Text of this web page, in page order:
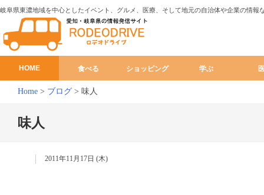
岐阜県東濃地域を中心としたイベント、グルメ、医療、そして地元の自治体や企業の情報
HOME 食べる ショッピング 学ぶ
Home > ブログ > 味人
味人
2011年11月17日 (木)